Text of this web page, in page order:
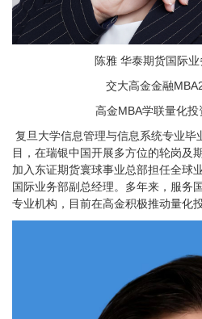
陈雅 华泰期货国际
交大高金金融
高金MBA学联量化投
复旦大学信息管理与信息系统专业毕
目，在瑞银中国开展多方位的轮岗及
加入东证期货寰球事业总部担任全球
国际业务部副总经理。多年来，服务
专业机构，目前在高金积极推动量化